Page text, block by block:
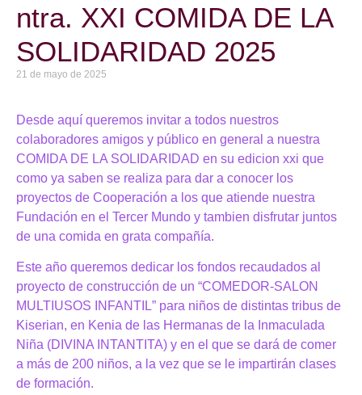
ntra. XXI COMIDA DE LA
SOLIDARIDAD 2025
21 de mayo de 2025
Desde aquí queremos invitar a todos nuestros
colaboradores amigos y público en general a nuestra
COMIDA DE LA SOLIDARIDAD en su edicion xxi que
como ya saben se realiza para dar a conocer los
proyectos de Cooperación a los que atiende nuestra
Fundación en el Tercer Mundo y tambien disfrutar juntos
de una comida en grata compañía.
Este año queremos dedicar los fondos recaudados al
proyecto de construcción de un “COMEDOR-SALON
MULTIUSOS INFANTIL” para niños de distintas tribus de
Kiserian, en Kenia de las Hermanas de la Inmaculada
Niña (DIVINA INTANTITA) y en el que se dará de comer
a más de 200 niños, a la vez que se le impartirán clases
de formación.